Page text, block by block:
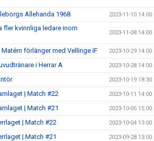
Allehanda 1968 2023-11-10 14:00
fler kvinnliga ledare inom
2023-11-08 14:00
förlänger med Vellinge IF 2023-10-29 14:00
i Herrar A 2023-10-28 14:00
2023-10-19 18:30
| Match #22 2023-10-11 14:00
| Match #21 2023-10-05 15:00
| Match #22 2023-10-04 13:00
| Match #21 2023-09-28 13:00